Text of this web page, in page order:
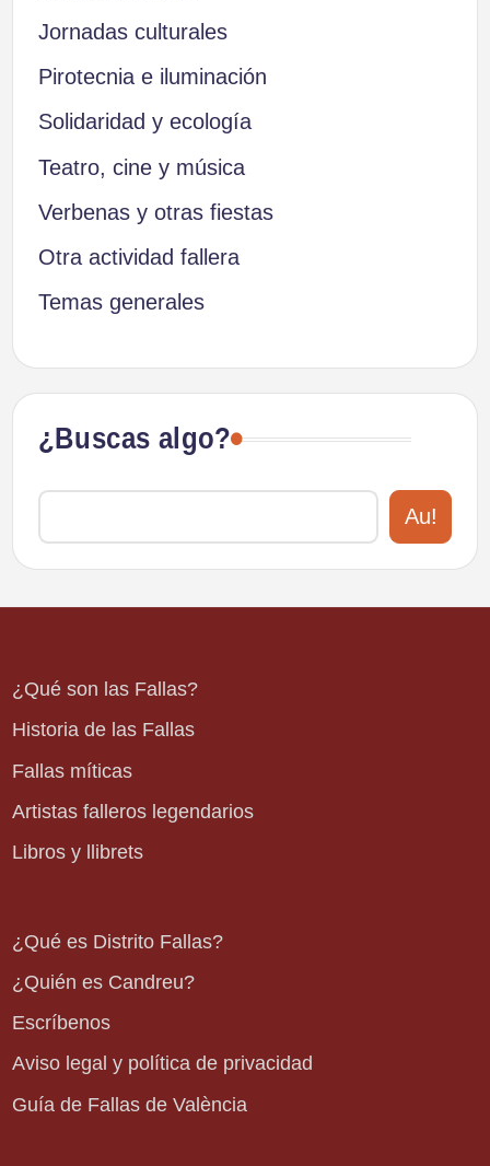
Jornadas culturales
Pirotecnia e iluminación
Solidaridad y ecología
Teatro, cine y música
Verbenas y otras fiestas
Otra actividad fallera
Temas generales
¿Buscas algo?
Au!
¿Qué son las Fallas?
Historia de las Fallas
Fallas míticas
Artistas falleros legendarios
Libros y llibrets
¿Qué es Distrito Fallas?
¿Quién es Candreu?
Escríbenos
Aviso legal y política de privacidad
Guía de Fallas de València